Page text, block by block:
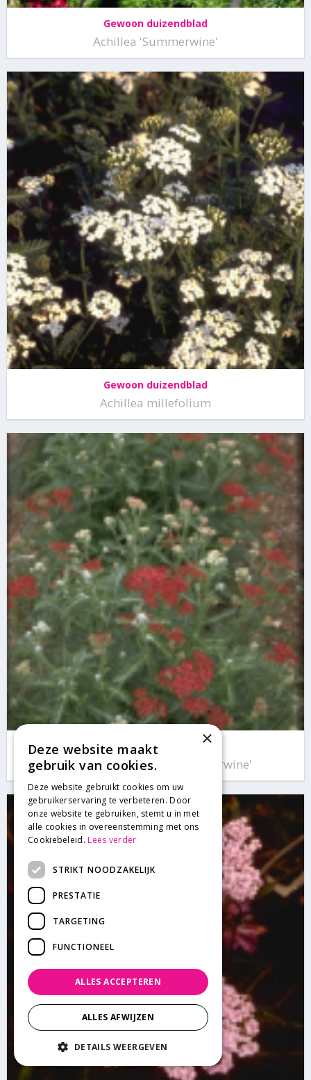
Gewoon duizendblad
Achillea 'Summerwine'
Gewoon duizendblad
Achillea millefolium
Gewoon duizendblad
Achillea millefolium 'Summerwine'
×
Deze website maakt
gebruik van cookies.
Deze website gebruikt cookies om uw
gebruikerservaring te verbeteren. Door
onze website te gebruiken, stemt u in met
alle cookies in overeenstemming met ons
Cookiebeleid. Lees verder
STRIKT NOODZAKELIJK
PRESTATIE
TARGETING
FUNCTIONEEL
ALLES ACCEPTEREN
ALLES AFWIJZEN
DETAILS WEERGEVEN